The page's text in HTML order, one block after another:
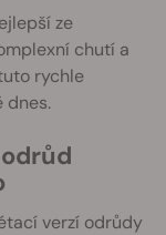
ze
chutí a
rychle
dnes.
verzí odrůdy